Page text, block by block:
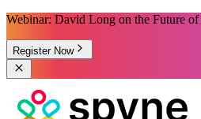
Webinar: David Long on the Future
Register Now